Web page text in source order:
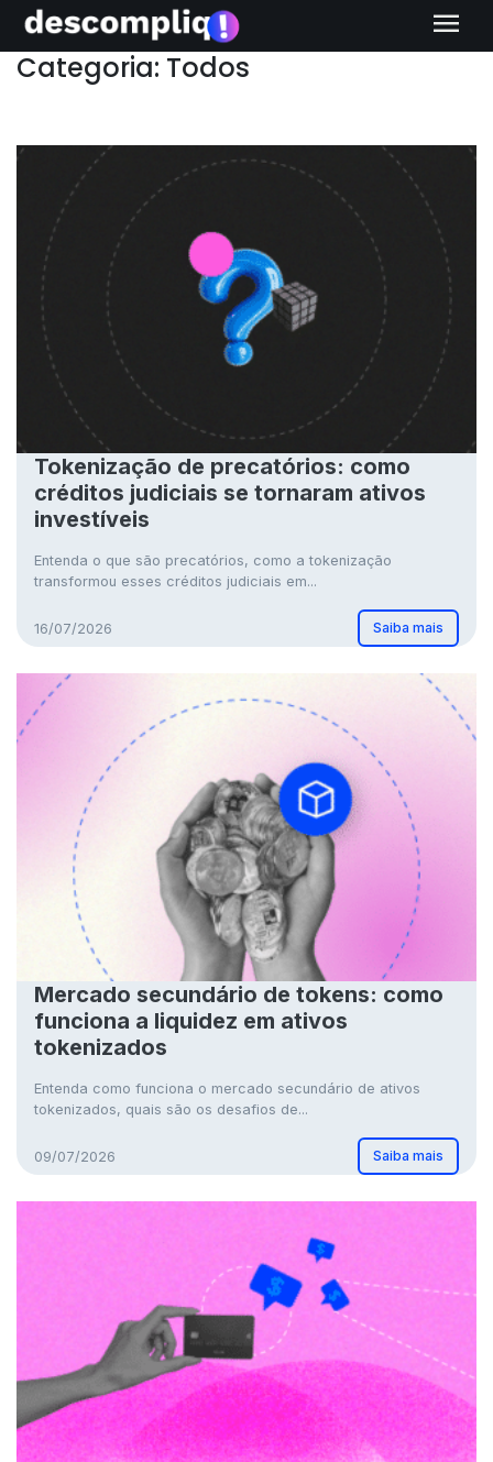
menu
Categoria: Todos
Tokenização de precatórios: como
créditos judiciais se tornaram ativos
investíveis
Entenda o que são precatórios, como a tokenização
transformou esses créditos judiciais em...
16/07/2026 Saiba mais
Mercado secundário de tokens: como
funciona a liquidez em ativos
tokenizados
Entenda como funciona o mercado secundário de ativos
tokenizados, quais são os desafios de...
09/07/2026 Saiba mais